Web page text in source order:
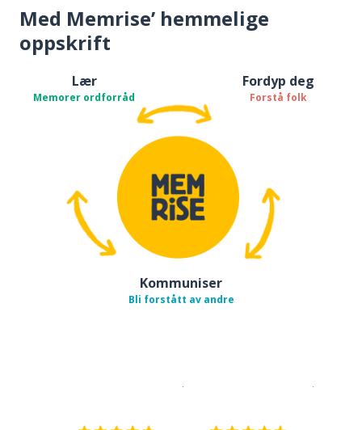
Med Memrise’ hemmelige
oppskrift
Lær
Memorer ordforråd
Fordyp deg
Forstå folk
Kommuniser
Bli forstått av andre